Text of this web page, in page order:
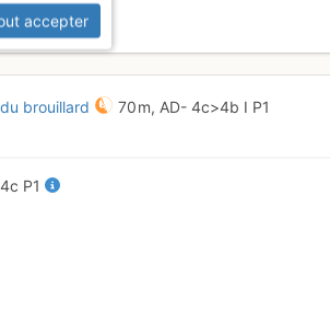
brouillard 70 m, AD-4c>4b I P1
4c P1
accepter